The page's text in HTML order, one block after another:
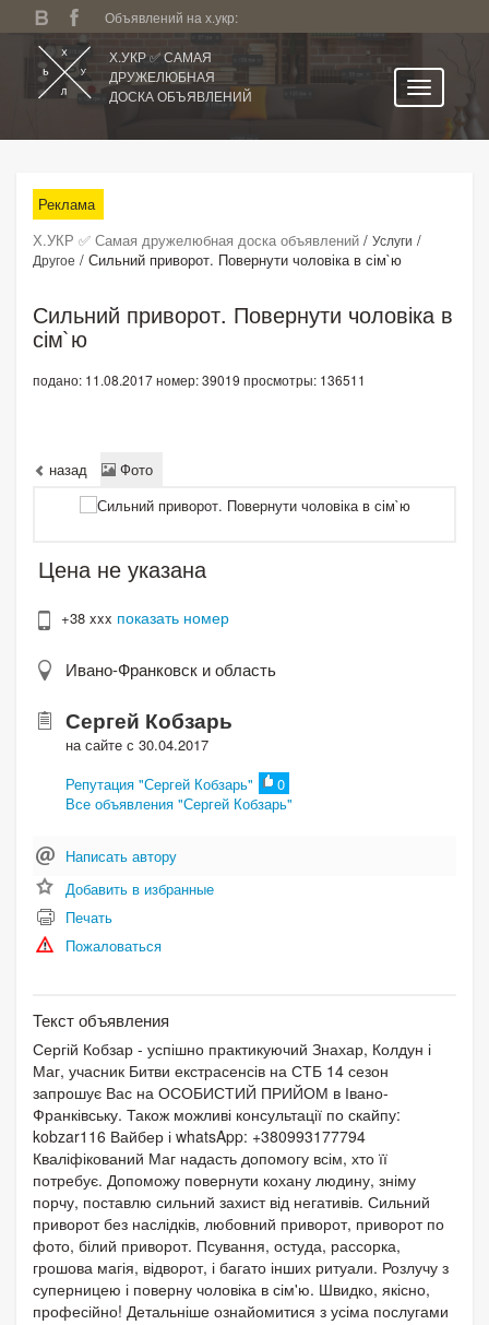
Объявлений на х.укр:
Х.УКР ✅ САМАЯ
ДРУЖЕЛЮБНАЯ
ДОСКА ОБЪЯВЛЕНИЙ
Все регионы
Категории
Избранное
Поиск по сайту
Реклама
Х.УКР ✅ Самая дружелюбная доска объявлений / Услуги /
Другое / Сильний приворот. Повернути чоловіка в сім`ю
Сильний приворот. Повернути чоловіка в
сім`ю
подано: 11.08.2017номер: 39019 просмотры: 136511
назад Фото
Цена не указана
+38 xxx показать номер
Ивано-Франковск и область
Сергей Кобзарь
на сайте с 30.04.2017
Репутация "Сергей Кобзарь"
0
Все объявления "Сергей Кобзарь"
Написать автору
Добавить в избранные
Печать
Пожаловаться
Текст объявления
Сергій Кобзар - успішно практикуючий Знахар, Колдун і
Маг, учасник Битви екстрасенсів на СТБ 14 сезон
запрошує Вас на ОСОБИСТИЙ ПРИЙОМ в Івано-
Франківську. Також можливі консультації по скайпу:
kobzar116 Вайбер і whatsApp: +380993177794
Кваліфікований Маг надасть допомогу всім, хто її
потребує. Допоможу повернути кохану людину, зніму
порчу, поставлю сильний захист від негативів. Сильний
приворот без наслідків, любовний приворот, приворот по
фото, білий приворот. Псування, остуда, рассорка,
грошова магія, відворот, і багато інших ритуали. Розлучу з
суперницею і поверну чоловіка в сім'ю. Швидко, якісно,
професійно! Детальніше ознайомитися з усіма послугами